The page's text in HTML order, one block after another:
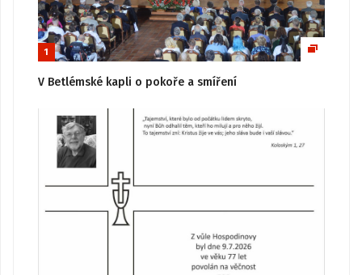
1
V Betlémské kapli o pokoře a smíření